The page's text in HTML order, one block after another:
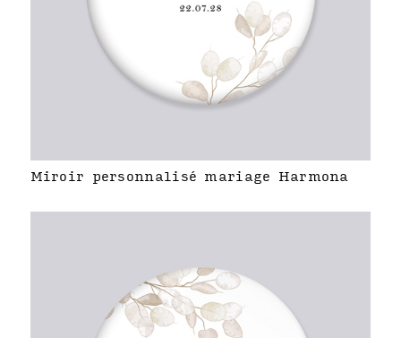
Miroir personnalisé mariage Harmona